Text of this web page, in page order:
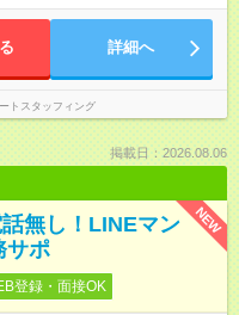
詳細へ
トスタッフィング
掲載日：2026.08.06
NEW
無し！LINEマン
サポ
登録・面接OK